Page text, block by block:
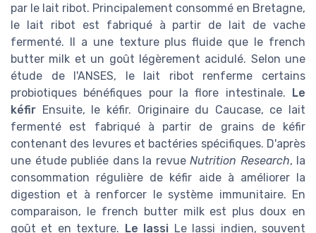
par le lait ribot. Principalement consommé en Bretagne,
le lait ribot est fabriqué à partir de lait de vache
fermenté. Il a une texture plus fluide que le french
butter milk et un goût légèrement acidulé. Selon une
étude de l'ANSES, le lait ribot renferme certains
probiotiques bénéfiques pour la flore intestinale. Le
kéfir Ensuite, le kéfir. Originaire du Caucase, ce lait
fermenté est fabriqué à partir de grains de kéfir
contenant des levures et bactéries spécifiques. D'après
une étude publiée dans la revue Nutrition Research, la
consommation régulière de kéfir aide à améliorer la
digestion et à renforcer le système immunitaire. En
comparaison, le french butter milk est plus doux en
goût et en texture. Le lassi Le lassi indien, souvent